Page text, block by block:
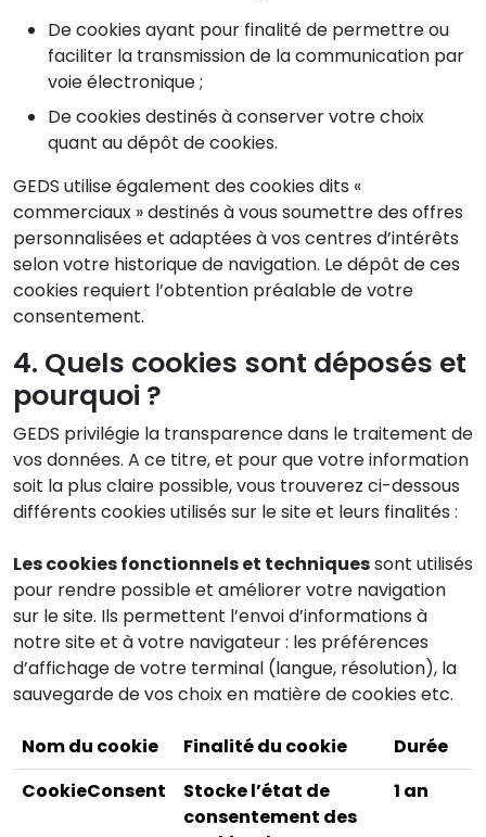
De cookies ayant pour finalité de permettre ou
faciliter la transmission de la communication par
voie électronique ;
De cookies destinés à conserver votre choix
quant au dépôt de cookies.
GEDS utilise également des cookies dits «
commerciaux » destinés à vous soumettre des offres
personnalisées et adaptées à vos centres d’intérêts
selon votre historique de navigation. Le dépôt de ces
cookies requiert l’obtention préalable de votre
consentement.
4. Quels cookies sont déposés et
pourquoi ?
GEDS privilégie la transparence dans le traitement de
vos données. A ce titre, et pour que votre information
soit la plus claire possible, vous trouverez ci-dessous
différents cookies utilisés sur le site et leurs finalités :
Les cookies fonctionnels et techniquessont utilisés
pour rendre possible et améliorer votre navigation
sur le site. Ils permettent l’envoi d’informations à
notre site et à votre navigateur : les préférences
d’affichage de votre terminal (langue, résolution), la
sauvegarde de vos choix en matière de cookies etc.
Nom du cookie Finalité du cookie
Durée
CookieConsent
Stocke l’état de
consentement des
1 an